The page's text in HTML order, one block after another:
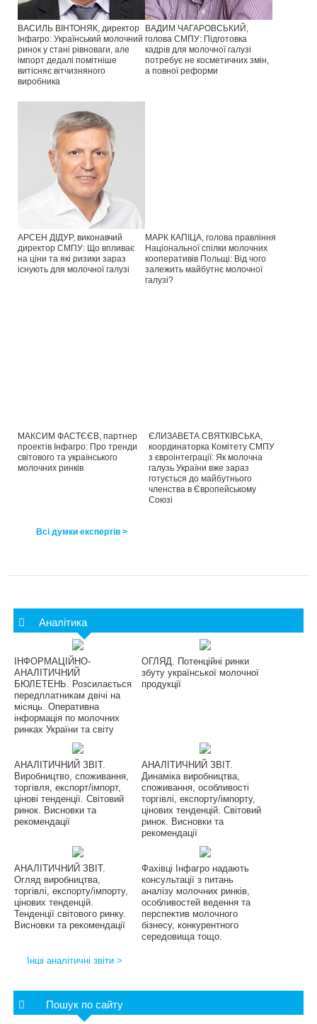
ВАСИЛЬ ВІНТОНЯК, директор
Інфагро: Український молочний
ринок у стані рівноваги, але
імпорт дедалі помітніше
витісняє вітчизняного
виробника
ВАДИМ ЧАГАРОВСЬКИЙ,
голова СМПУ: Підготовка
кадрів для молочної галузі
потребує не косметичних змін,
а повної реформи
АРСЕН ДІДУР, виконавчий
директор СМПУ: Що впливає
на ціни та які ризики зараз
існують для молочної галузі
МАРК КАПІЦА, голова правління
Національної спілки молочних
кооперативів Польщі: Від чого
залежить майбутнє молочної
галузі?
МАКСИМ ФАСТЄЄВ, партнер
проектів Інфагро: Про тренди
світового та українського
молочних ринків
ЄЛИЗАВЕТА СВЯТКІВСЬКА,
координаторка Комітету СМПУ
з євроінтеграції: Як молочна
галузь України вже зараз
готується до майбутнього
членства в Європейському
Союзі
Всі думки експертів >
Аналітика
ІНФОРМАЦІЙНО-
АНАЛІТИЧНИЙ
БЮЛЕТЕНЬ. Розсилається
передплатникам двічі на
місяць. Оперативна
інформація по молочних
ринках України та світу
ОГЛЯД. Потенційні ринки
збуту української молочної
продукції
АНАЛІТИЧНИЙ ЗВІТ.
Виробництво, споживання,
торгівля, експорт/імпорт,
цінові тенденції. Світовий
ринок. Висновки та
рекомендації
АНАЛІТИЧНИЙ ЗВІТ.
Динаміка виробництва,
споживання, особливості
торгівлі, експорту/імпорту,
цінових тенденцій. Світовий
ринок. Висновки та
рекомендації
АНАЛІТИЧНИЙ ЗВІТ.
Огляд виробництва,
торгівлі, експорту/імпорту,
цінових тенденцій.
Тенденції світового ринку.
Висновки та рекомендації
Фахівці Інфагро надають
консультації з питань
аналізу молочних ринків,
особливостей ведення та
перспектив молочного
бізнесу, конкурентного
середовища тощо.
Інші аналітичні звіти >
Пошук по сайту